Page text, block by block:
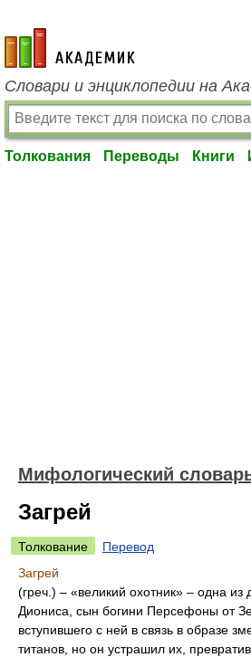
academic.ru
Словари и энциклопедии на
Толкования Переводы Книги
Мифологический
Загрей
Толкование
Перевод
Загрей
(греч.) – «великий охотник» – одна из
Диониса, сын богини Персефоны от
вступившего с ней в связь в образе
титанов, но он устрашил их,